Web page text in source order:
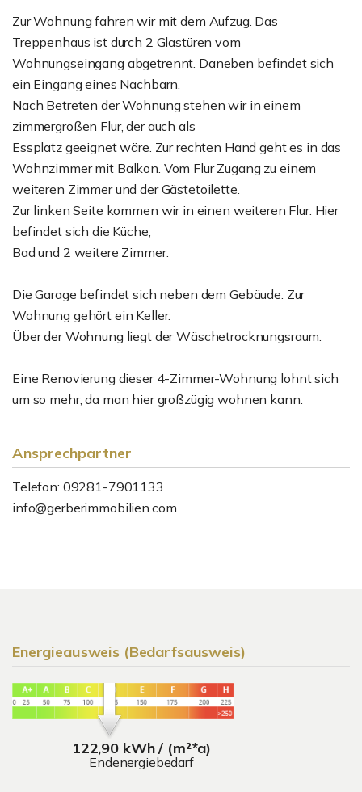
Zur Wohnung fahren wir mit dem Aufzug. Das
Treppenhaus ist durch 2 Glastüren vom
Wohnungseingang abgetrennt. Daneben befindet sich
ein Eingang eines Nachbarn.
Nach Betreten der Wohnung stehen wir in einem
zimmergroßen Flur, der auch als
Essplatz geeignet wäre. Zur rechten Hand geht es in das
Wohnzimmer mit Balkon. Vom Flur Zugang zu einem
weiteren Zimmer und der Gästetoilette.
Zur linken Seite kommen wir in einen weiteren Flur. Hier
befindet sich die Küche,
Bad und 2 weitere Zimmer.
Die Garage befindet sich neben dem Gebäude. Zur
Wohnung gehört ein Keller.
Über der Wohnung liegt der Wäschetrocknungsraum.
Eine Renovierung dieser 4-Zimmer-Wohnung lohnt sich
um so mehr, da man hier großzügig wohnen kann.
Ansprechpartner
Telefon: 09281-7901133
info@gerberimmobilien.com
Energieausweis (Bedarfsausweis)
122,90 kWh / (m²*a)
Endenergiebedarf